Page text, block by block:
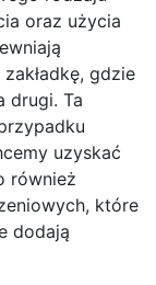
oraz użycia
gdzie
drugi. Ta
uzyskać
również
które
dodają